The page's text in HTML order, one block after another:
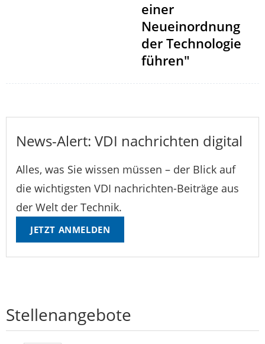
einer
Neueinordnung
der Technologie
führen"
News-Alert: VDI nachrichten digital
Alles, was Sie wissen müssen – der Blick auf
die wichtigsten VDI nachrichten-Beiträge aus
der Welt der Technik.
JETZT ANMELDEN
Stellenangebote